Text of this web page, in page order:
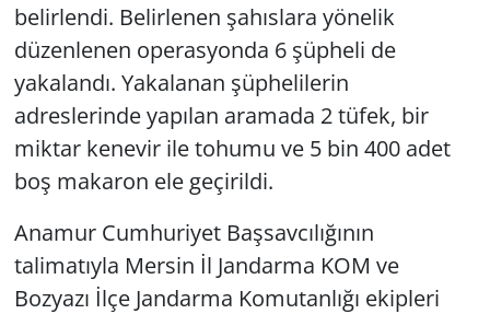
belirlendi. Belirlenen şahıslara yönelik
düzenlenen operasyonda 6 şüpheli de
yakalandı. Yakalanan şüphelilerin
adreslerinde yapılan aramada 2 tüfek, bir
miktar kenevir ile tohumu ve 5 bin 400 adet
boş makaron ele geçirildi.
Anamur Cumhuriyet Başsavcılığının
talimatıyla Mersin İl Jandarma KOM ve
Bozyazı İlçe Jandarma Komutanlığı ekipleri